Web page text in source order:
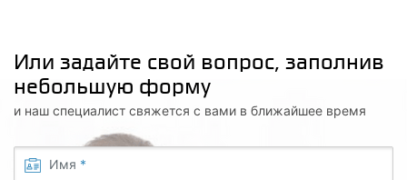
Или задайте свой вопрос, заполнив
небольшую форму
и наш специалист свяжется с вами в ближайшее время
Имя *